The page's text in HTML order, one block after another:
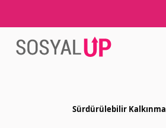
Sürdürülebilir Kalkınma